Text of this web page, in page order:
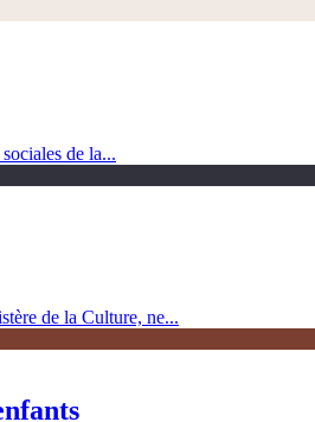
de la...
de la Culture, ne...